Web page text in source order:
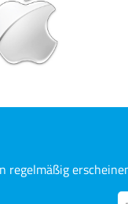
regelmäßig